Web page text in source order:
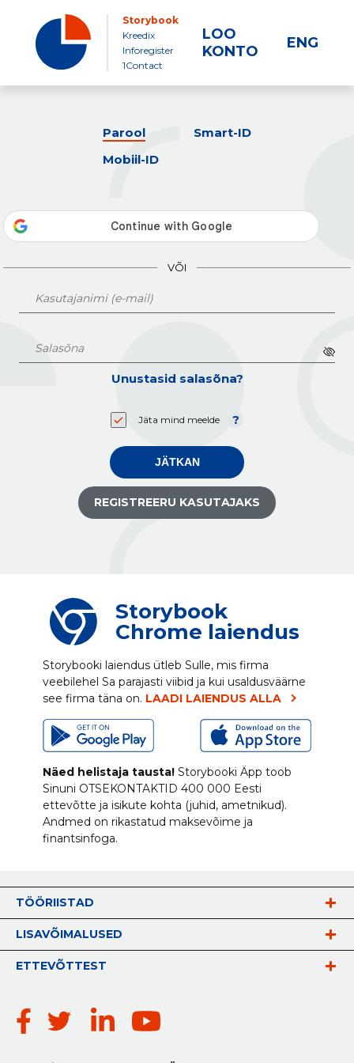
Storybook
Kreedix
Inforegister
1Contact
LOO
KONTO
ENG
Parool
Smart-ID
Mobiil-ID
VÕI
Unustasid salasõna?
Jäta mind meelde
JÄTKAN
REGISTREERU KASUTAJAKS
Storybook
Chrome laiendus
Storybooki laiendus ütleb Sulle, mis firma
veebilehel Sa parajasti viibid ja kui usaldusväärne
see firma täna on. LAADI LAIENDUS ALLA
Näed helistaja tausta! Storybooki Äpp toob
Sinuni OTSEKONTAKTID 400 000 Eesti
ettevõtte ja isikute kohta (juhid, ametnikud).
Andmed on rikastatud maksevõime ja
finantsinfoga.
TÖÖRIISTAD
LISAVÕIMALUSED
ETTEVÕTTEST